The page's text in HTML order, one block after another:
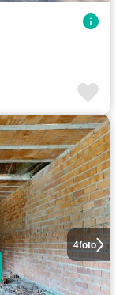
4foto